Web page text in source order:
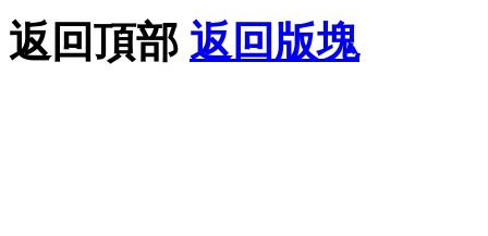
返回頂部 返回版塊